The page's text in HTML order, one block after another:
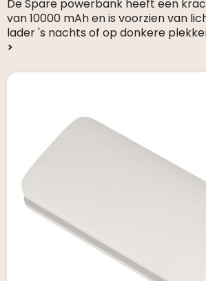
Drinkwaren
Kantoorartikelen
Giveaways
De Spare powerbank heeft een
van 10000 mAh en is voorzien van
lader 's nachts of op donkere